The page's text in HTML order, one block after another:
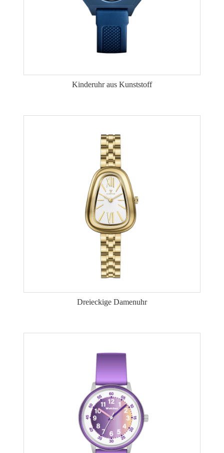
Kinderuhr aus Kunststoff
Dreieckige Damenuhr